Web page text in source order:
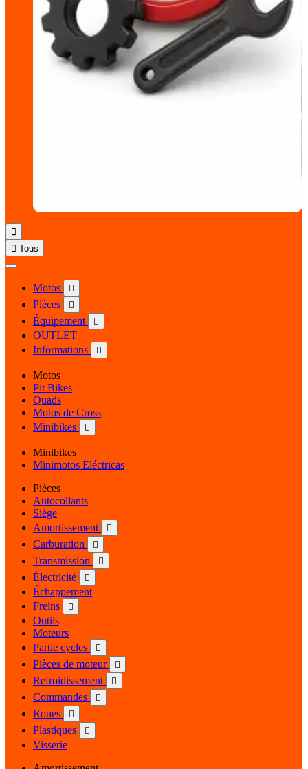

 Tous
Motos 
Pièces 
Équipement 
OUTLET
Informations

Motos
Pit Bikes
Quads
Motos de Cross
Minibikes

Minibikes
Minimotos Eléctricas
Pièces
Autocollants
Siège
Amortissement

Carburation 
Transmission 
Électricité 
Échappement
Freins

Outils
Moteurs
Partie cycles

Pièces de moteur 
Refroidissement 
Commandes 
Roues 
Plastiques 
Visserie